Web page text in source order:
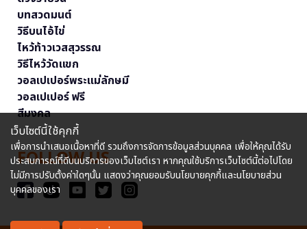
บทสวดมนต์
วิธีบนไอ้ไข่
ไหว้ท้าวเวสสุวรรณ
วิธีไหว้วัดแขก
วอลเปเปอร์พระแม่ลักษมี
วอลเปเปอร์ ฟรี
สีมงคล
FOLLOW US
เว็บไซต์นี้ใช้คุกกี้
เพื่อการนำเสนอเนื้อหาที่ดี รวมถึงการจัดการข้อมูลส่วนบุคคล เพื่อให้คุณได้รับ
ประสบการณ์ที่ดีบนบริการของเว็บไซต์เรา หากคุณใช้บริการเว็บไซต์นี้ต่อไปโดย
ไม่มีการปรับตั้งค่าใดๆนั้น แสดงว่าคุณยอมรับนโยบายคุกกี้และนโยบายส่วน
บุคคลของเรา